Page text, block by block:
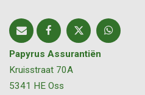
Papyrus Assurantiën
Kruisstraat 70A
5341 HE Oss